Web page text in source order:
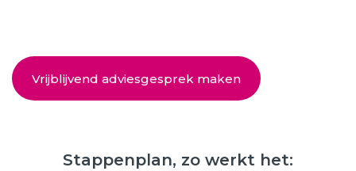
Vrijblijvend adviesgesprek maken
Stappenplan, zo werkt het: